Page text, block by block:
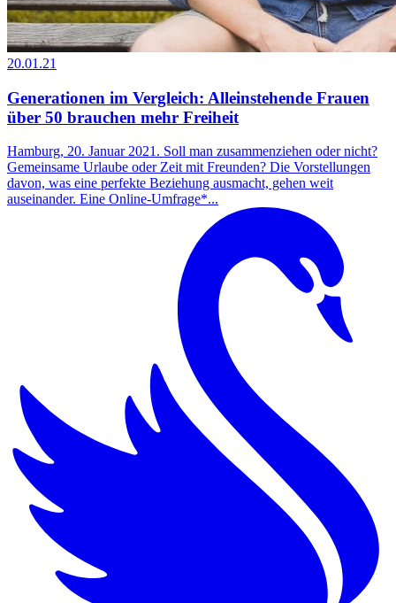
20.01.21
Generationen im Vergleich: Alleinstehende Frauen
über 50 brauchen mehr Freiheit
Hamburg, 20. Januar 2021. Soll man zusammenziehen oder nicht?
Gemeinsame Urlaube oder Zeit mit Freunden? Die Vorstellungen
davon, was eine perfekte Beziehung ausmacht, gehen weit
auseinander. Eine Online-Umfrage*...